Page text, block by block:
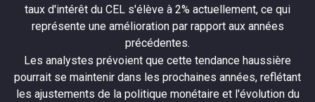
taux d'intérêt du CEL s'élève à 2% actuellement, ce qui
représente une amélioration par rapport aux années
précédentes.
Les analystes prévoient que cette tendance haussière
pourrait se maintenir dans les prochaines années, reflétant
les ajustements de la politique monétaire et l'évolution du